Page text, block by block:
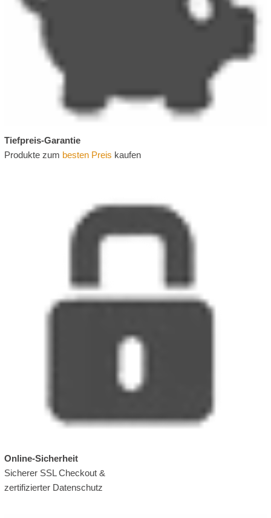
Tiefpreis-Garantie
Produkte zum besten Preis kaufen
Online-Sicherheit
Sicherer SSL Checkout &
zertifizierter Datenschutz